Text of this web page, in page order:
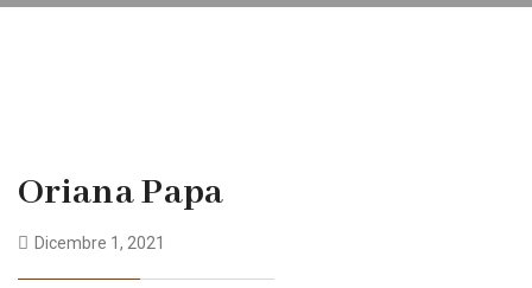
Oriana Papa
Dicembre 1, 2021